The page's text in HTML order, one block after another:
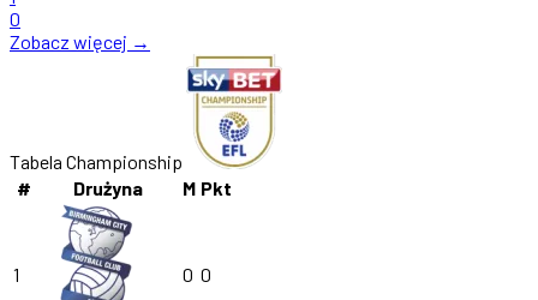
0
Zobacz więcej →
Tabela Championship
#
Drużyna M Pkt
1 0 0